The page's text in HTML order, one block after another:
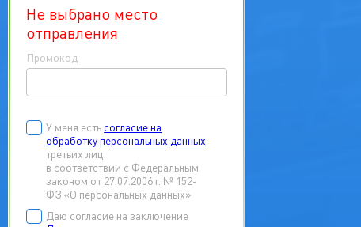
Не выбрано место
отправления
Промокод
У меня есть согласие на
обработку персональных данных
третьих лиц
в соответствии с Федеральным
законом от 27.07.2006 г. № 152-
ФЗ «О персональных данных»
Даю согласие на заключение